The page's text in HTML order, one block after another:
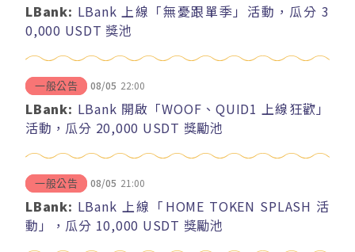
LBank: LBank 上線「無憂跟單季」活動，瓜分 3
0,000 USDT 獎池
一般公告 08/05 22:00
LBank: LBank 開啟「WOOF、QUID1 上線狂歡」
活動，瓜分 20,000 USDT 獎勵池
一般公告 08/05 21:00
LBank: LBank 上線「HOME TOKEN SPLASH 活
動」，瓜分 10,000 USDT 獎勵池